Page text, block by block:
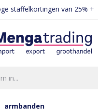
staffelkortingen van 25% +
armbanden